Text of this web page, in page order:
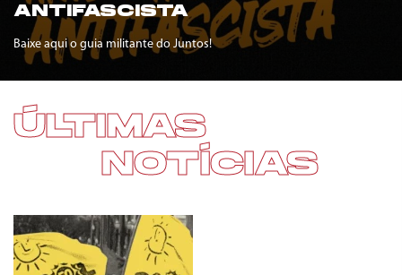
ANTIFASCISTA
Baixe aqui o guia militante do Juntos!
ÚLTIMAS
NOTÍCIAS